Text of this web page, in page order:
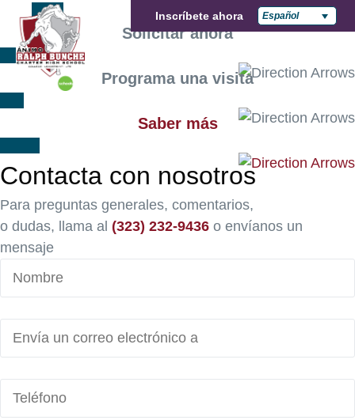
Inscríbete ahora Español
Solicitar ahora
Programa una visita
Saber más
Contacta con nosotros
Para preguntas generales, comentarios,
o dudas, llama al (323) 232-9436 o envíanos un
mensaje